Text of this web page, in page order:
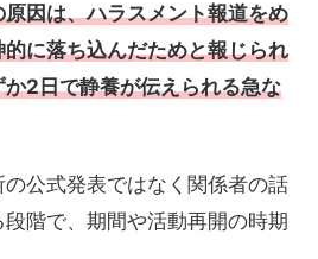
因は、ハラスメント報道をめ
に落ち込んだためと報じられ
2日で静養が伝えられる急な
公式発表ではなく関係者の話
階で、期間や活動再開の時期